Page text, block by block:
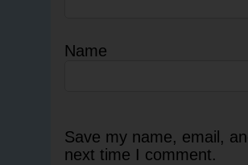
Name
Save my name, email,
next time I comment.